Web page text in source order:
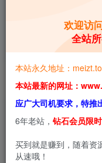
共1篇
排序 更新 浏览
欢迎访
全站
本站永久地址：
本站最新的网址：
应广大司机要求，特推
6年老站， 钻石会员限
买到就是赚到，随着资
从速哦！